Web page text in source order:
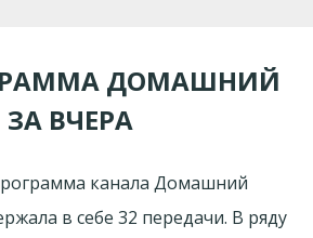
ДОМАШНИЙ
ЗА ВЧЕРА
канала Домашний
в себе 32 передачи. В ряду